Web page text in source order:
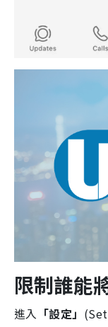
限制誰能
進入 「設定」